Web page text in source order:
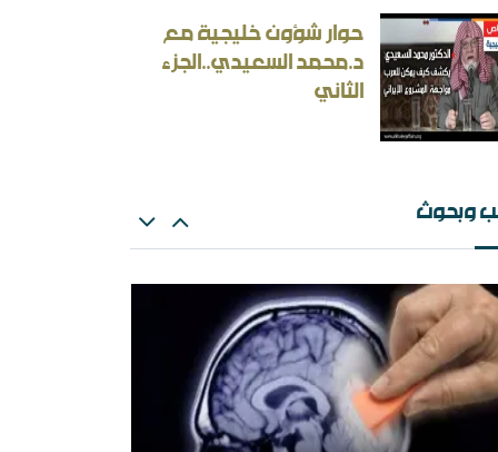
المسكينة ورد على الأستاذ إلهامي وأحمد
اشغل الظالمين بالظالمين
حوار شؤون خليجية مع
د.محمد السعيدي..الجزء
الثاني
وبحوث
الاعتزالي وإسقاط العقل